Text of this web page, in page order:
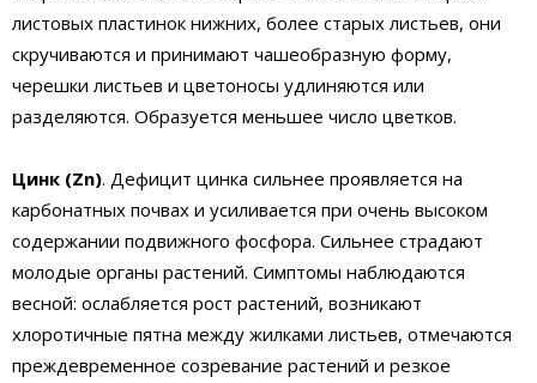
листовых пластинок нижних, более старых листьев, они
скручиваются и принимают чашеобразную форму,
черешки листьев и цветоносы удлиняются или
разделяются. Образуется меньшее число цветков.
Цинк (Zn). Дефицит цинка сильнее проявляется на
карбонатных почвах и усиливается при очень высоком
содержании подвижного фосфора. Сильнее страдают
молодые органы растений. Симптомы наблюдаются
весной: ослабляется рост растений, возникают
хлоротичные пятна между жилками листьев, отмечаются
преждевременное созревание растений и резкое